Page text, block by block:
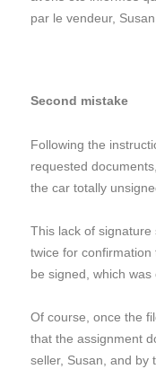
par le vendeur,
Second mistake
Following the
requested
the car totally
This lack of
twice for
be signed, which was
Of course, once the
that the assignment
seller, Susan, and by